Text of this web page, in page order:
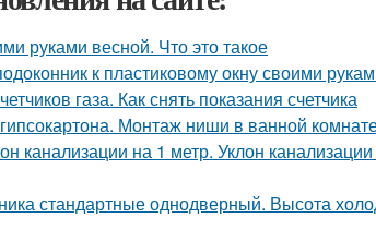
руками весной. Что это такое
к пластиковому окну своими
газа. Как снять показания счетчика
Монтаж ниши в ванной
канализации на 1 метр. Уклон
стандартные однодверный. Высота